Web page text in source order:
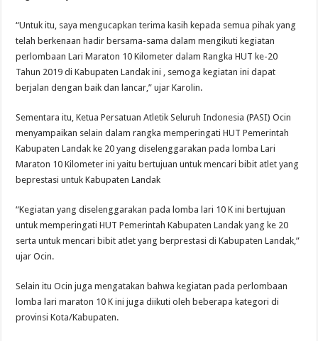
“Untuk itu, saya mengucapkan terima kasih kepada semua pihak yang
telah berkenaan hadir bersama-sama dalam mengikuti kegiatan
perlombaan Lari Maraton 10 Kilometer dalam Rangka HUT ke-20
Tahun 2019 di Kabupaten Landak ini , semoga kegiatan ini dapat
berjalan dengan baik dan lancar,” ujar Karolin.
Sementara itu, Ketua Persatuan Atletik Seluruh Indonesia (PASI) Ocin
menyampaikan selain dalam rangka memperingati HUT Pemerintah
Kabupaten Landak ke 20 yang diselenggarakan pada lomba Lari
Maraton 10 Kilometer ini yaitu bertujuan untuk mencari bibit atlet yang
beprestasi untuk Kabupaten Landak
“Kegiatan yang diselenggarakan pada lomba lari 10 K ini bertujuan
untuk memperingati HUT Pemerintah Kabupaten Landak yang ke 20
serta untuk mencari bibit atlet yang berprestasi di Kabupaten Landak,”
ujar Ocin.
Selain itu Ocin juga mengatakan bahwa kegiatan pada perlombaan
lomba lari maraton 10 K ini juga diikuti oleh beberapa kategori di
provinsi Kota/Kabupaten.